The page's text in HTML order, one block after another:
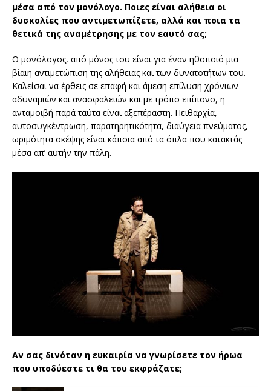
μέσα από τον μονόλογο. Ποιες είναι αλήθεια οι
δυσκολίες που αντιμετωπίζετε, αλλά και ποια τα
θετικά της αναμέτρησης με τον εαυτό σας;
Ο μονόλογος, από μόνος του είναι για έναν ηθοποιό μια
βίαιη αντιμετώπιση της αλήθειας και των δυνατοτήτων του.
Καλείσαι να έρθεις σε επαφή και άμεση επίλυση χρόνιων
αδυναμιών και ανασφαλειών και με τρόπο επίπονο, η
ανταμοιβή παρά ταύτα είναι αξεπέραστη. Πειθαρχία,
αυτοσυγκέντρωση, παρατηρητικότητα, διαύγεια πνεύματος,
ωριμότητα σκέψης είναι κάποια από τα όπλα που κατακτάς
μέσα απ’ αυτήν την πάλη.
Aν σας δινόταν η ευκαιρία να γνωρίσετε τον ήρωα
που υποδύεστε τι θα του εκφράζατε;